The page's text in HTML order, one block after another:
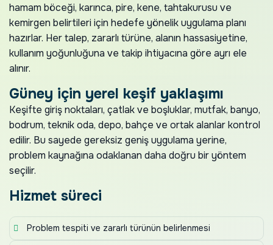
hamam böceği, karınca, pire, kene, tahtakurusu ve
kemirgen belirtileri için hedefe yönelik uygulama planı
hazırlar. Her talep, zararlı türüne, alanın hassasiyetine,
kullanım yoğunluğuna ve takip ihtiyacına göre ayrı ele
alınır.
Güney için yerel keşif yaklaşımı
Keşifte giriş noktaları, çatlak ve boşluklar, mutfak, banyo,
bodrum, teknik oda, depo, bahçe ve ortak alanlar kontrol
edilir. Bu sayede gereksiz geniş uygulama yerine,
problem kaynağına odaklanan daha doğru bir yöntem
seçilir.
Hizmet süreci
Problem tespiti ve zararlı türünün belirlenmesi